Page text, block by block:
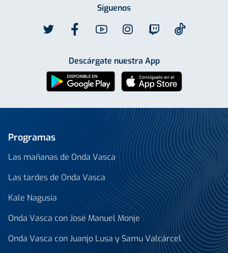
Síguenos
Descárgate nuestra App
Programas
Las mañanas de Onda Vasca
Las tardes de Onda Vasca
Kale Nagusia
Onda Vasca con José Manuel Monje
Onda Vasca con Juanjo Lusa y Samu Valcárcel